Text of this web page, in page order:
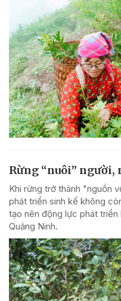
Rừng “nuôi”
Khi rừng trở thành "nguồn
phát triển sinh kế không
tạo nên động lực phát
Quảng Ninh.